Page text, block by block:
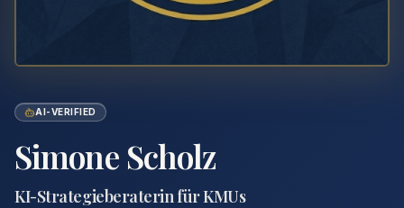
AI-VERIFIED
Simone Scholz
KI-Strategieberaterin für KMUs